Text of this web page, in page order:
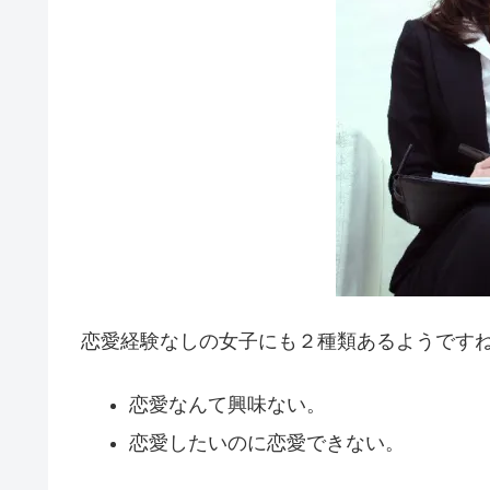
恋愛経験なしの女子にも２種類あるようです
恋愛なんて興味ない。
恋愛したいのに恋愛できない。